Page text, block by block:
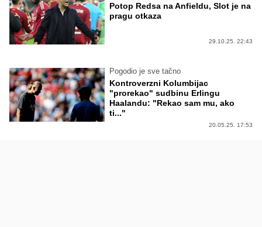
Potop Redsa na Anfieldu, Slot je na
pragu otkaza
29.10.25. 22:43
Pogodio je sve tačno
Kontroverzni Kolumbijac
"prorekao" sudbinu Erlingu
Haalandu: "Rekao sam mu, ako
ti..."
20.05.25. 17:53